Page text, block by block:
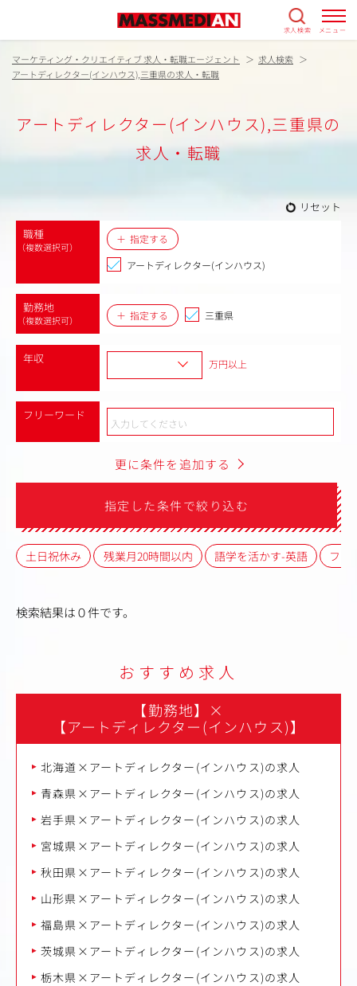
求人検索 メニュー
マーケティング・クリエイティブ 求人・転職エージェント
求人検索
アートディレクター(インハウス),三重県の求人・転職
アートディレクター(インハウス),三重県の
求人・転職
リセット
職種
（複数選択可）
指定する
アートディレクター(インハウス)
勤務地
（複数選択可） 指定する 三重県
年収 万円以上
フリーワード
更に条件を追加する
指定した条件で絞り込む
土日祝休み 残業月20時間以内 語学を活かす-英語 フレ
検索結果は０件です。
おすすめ求人
【勤務地】
×
【アートディレクター(インハウス)】
北海道×アートディレクター(インハウス)の求人
青森県×アートディレクター(インハウス)の求人
岩手県×アートディレクター(インハウス)の求人
宮城県×アートディレクター(インハウス)の求人
秋田県×アートディレクター(インハウス)の求人
山形県×アートディレクター(インハウス)の求人
福島県×アートディレクター(インハウス)の求人
茨城県×アートディレクター(インハウス)の求人
栃木県×アートディレクター(インハウス)の求人